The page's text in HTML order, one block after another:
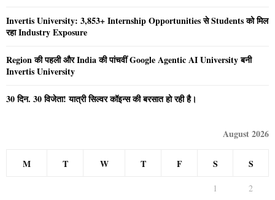
Invertis University: 3,853+ Internship Opportunities से Students को मिल
रहा Industry Exposure
Region की पहली और India की पांचवीं Google Agentic AI University बनी
Invertis University
30 दिन. 30 विजेता! यात्री सिल्वर कॉइन्स की बरसात हो रही है।
August 2026
M T W T F S S
1
2